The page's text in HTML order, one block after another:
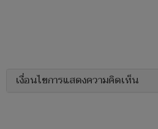
เงื่อนไขการแสดงความคิดเห็น